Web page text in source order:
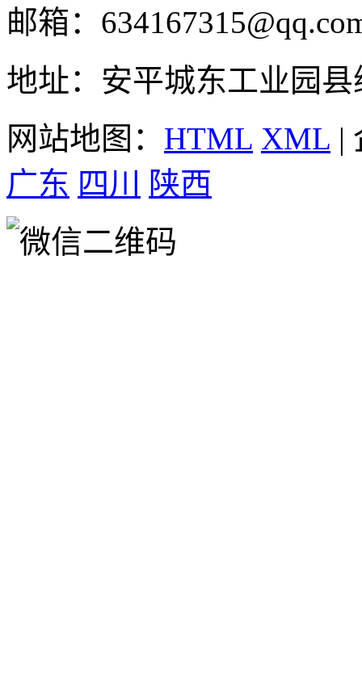
邮箱：
地址：安平城东工业园县
网站地图： HTML XML |
广东 四川 陕西